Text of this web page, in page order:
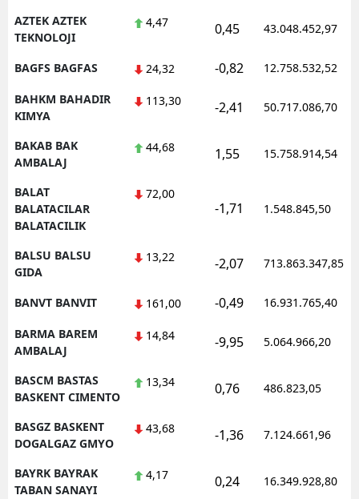
AZTEK AZTEK
TEKNOLOJI
4,47 0,45 43.048.452,97
BAGFS BAGFAS 24,32 -0,82 12.758.532,52
BAHKM BAHADIR
KIMYA
113,30 -2,41 50.717.086,70
BAKAB BAK
AMBALAJ
44,68 1,55 15.758.914,54
BALAT
BALATACILAR
BALATACILIK
72,00
-1,71 1.548.845,50
BALSU BALSU
GIDA
13,22 -2,07 713.863.347,85
BANVT BANVIT 161,00 -0,49 16.931.765,40
BARMA BAREM
AMBALAJ
14,84 -9,95 5.064.966,20
BASCM BASTAS
BASKENT CIMENTO
13,34 0,76 486.823,05
BASGZ BASKENT
DOGALGAZ GMYO
43,68 -1,36 7.124.661,96
BAYRK BAYRAK
TABAN SANAYI
4,17 0,24 16.349.928,80